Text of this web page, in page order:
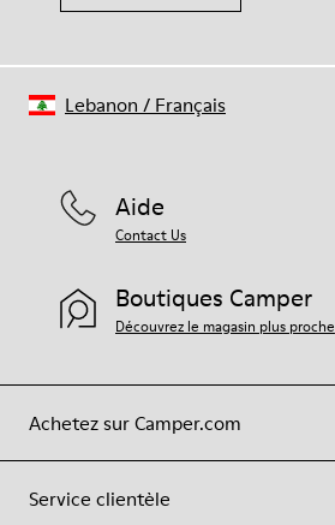
Achetez sur Camper.com
Service clientèle
Aide
Contact Us
Boutiques Camper
Découvrez le magasin plus proche
Lebanon / Français